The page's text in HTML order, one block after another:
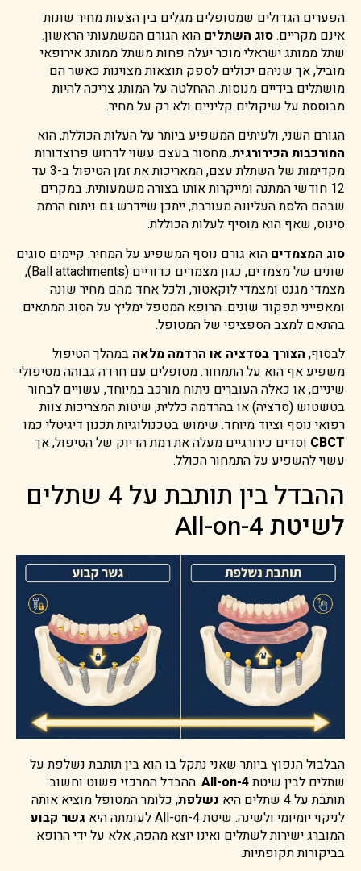
הפערים הגדולים שמטופלים מגלים בין הצעות מחיר שונות
אינם מקריים.סוג השתלים הוא הגורם המשמעותי הראשון.
שתל ממותג ישראלי מוכר יעלה פחות משתל ממותג אירופאי
מוביל, אך שניהם יכולים לספק תוצאות מצוינות כאשר הם
מושתלים בידיים מנוסות. ההחלטה על המותג צריכה להיות
מבוססת על שיקולים קליניים ולא רק על מחיר.
הגורם השני, ולעיתים המשפיע ביותר על העלות הכוללת, הוא
המורכבות הכירורגית. מחסור בעצם עשוי לדרוש פרוצדורות
מקדימות של השתלת עצם, המאריכות את זמן הטיפול ב-3 עד
12 חודשי המתנה ומייקרות אותו בצורה משמעותית. במקרים
שבהם הלסת העליונה מעורבת, ייתכן שיידרש גם ניתוח הרמת
סינוס, שאף הוא מוסיף לעלות הכוללת.
סוג המצמדים הוא גורם נוסף המשפיע על המחיר. קיימים סוגים
שונים של מצמדים, כגון מצמדים כדוריים (Ball attachments),
מצמדי מגנט ומצמדי לוקאטור, ולכל אחד מהם מחיר שונה
ומאפייני תפקוד שונים. הרופא המטפל ימליץ על הסוג המתאים
בהתאם למצב הספציפי של המטופל.
לבסוף, הצורך בסדציה או הרדמה מלאה במהלך הטיפול
משפיע אף הוא על התמחור. מטופלים עם חרדה גבוהה מטיפולי
שיניים, או כאלה העוברים ניתוח מורכב במיוחד, עשויים לבחור
בטשטוש (סדציה) או בהרדמה כללית, שיטות המצריכות צוות
רפואי נוסף וציוד מיוחד. שימוש בטכנולוגיות תכנון דיגיטלי כמו
CBCT וסדים כירורגיים מעלה את רמת הדיוק של הטיפול, אך
עשוי להשפיע על התמחור הכולל.
ההבדל בין תותבת על 4 שתלים
לשיטת All-on-4
הבלבול הנפוץ ביותר שאני נתקל בו הוא בין תותבת נשלפת על
שתלים לבין שיטתAll-on-4. ההבדל המרכזי פשוט וחשוב:
תותבת על 4 שתלים היא
נשלפת, כלומר המטופל מוציא אותה
לניקוי יומיומי ולשינה. שיטת All-on-4 לעומתה היא
גשר קבוע
המוברג ישירות לשתלים ואינו יוצא מהפה, אלא על ידי הרופא
בביקורות תקופתיות.